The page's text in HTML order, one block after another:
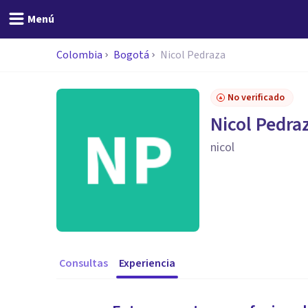
Menú
Colombia Bogotá Nicol Pedraza
No verificado
Nicol
nicol
Consultas Experiencia